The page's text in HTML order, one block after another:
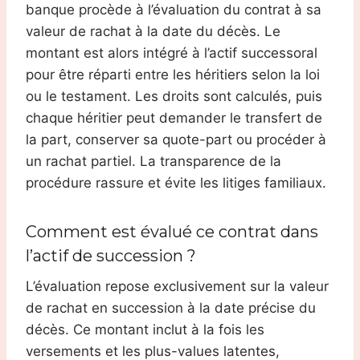
banque procède à l’évaluation du contrat à sa
valeur de rachat à la date du décès. Le
montant est alors intégré à l’actif successoral
pour être réparti entre les héritiers selon la loi
ou le testament. Les droits sont calculés, puis
chaque héritier peut demander le transfert de
la part, conserver sa quote-part ou procéder à
un rachat partiel. La transparence de la
procédure rassure et évite les litiges familiaux.
Comment est évalué ce contrat dans
l’actif de succession ?
L’évaluation repose exclusivement sur la valeur
de rachat en succession à la date précise du
décès. Ce montant inclut à la fois les
versements et les plus-values latentes,